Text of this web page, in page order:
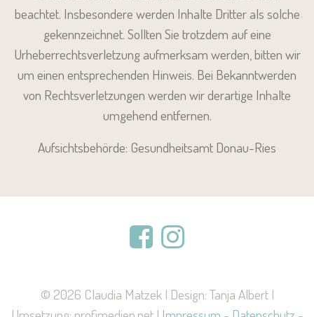
beachtet. Insbesondere werden Inhalte Dritter als solche
gekennzeichnet. Sollten Sie trotzdem auf eine
Urheberrechtsverletzung aufmerksam werden, bitten wir
um einen entsprechenden Hinweis. Bei Bekanntwerden
von Rechtsverletzungen werden wir derartige Inhalte
umgehend entfernen.
Aufsichtsbehörde: Gesundheitsamt Donau-Ries
© 2026 Claudia Matzek | Design: Tanja Albert |